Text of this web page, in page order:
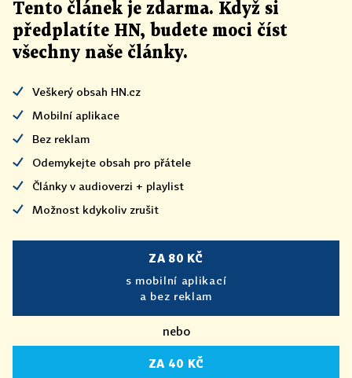
Tento článek je zdarma. Když si
předplatíte HN, budete moci číst
všechny naše články.
Veškerý obsah HN.cz
Mobilní aplikace
Bez reklam
Odemykejte obsah pro přátele
Články v audioverzi + playlist
Možnost kdykoliv zrušit
ZA 80 KČ
s mobilní aplikací
a bez reklam
nebo
ZA 40 KČ